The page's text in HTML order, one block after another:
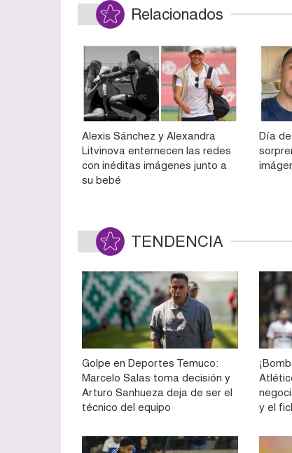
Relacionados
Alexis Sánchez y Alexandra
Litvinova enternecen las redes
con inéditas imágenes junto a
su bebé
Día
TENDENCIA
Golpe en Deportes Temuco:
Marcelo Salas toma decisión y
Arturo Sanhueza deja de ser el
técnico del equipo
y el